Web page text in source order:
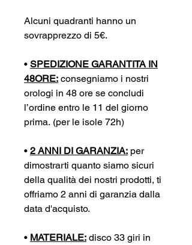
Alcuni quadranti hanno un
sovrapprezzo di 5€.
• SPEDIZIONE GARANTITA IN
48ORE: consegniamo i nostri
orologi in 48 ore se concludi
l’ordine entro le 11 del giorno
prima. (per le isole 72h)
• 2 ANNI DI GARANZIA: per
dimostrarti quanto siamo sicuri
della qualità dei nostri prodotti, ti
offriamo 2 anni di garanzia dalla
data d'acquisto.
• MATERIALE: disco 33 giri in